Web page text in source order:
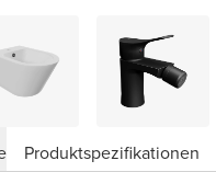
Produktspezifikationen